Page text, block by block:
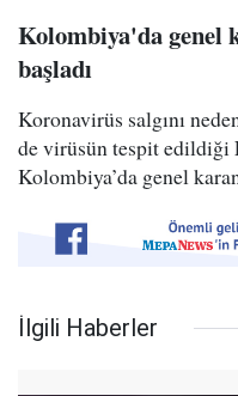
Kolombiya'da genel
başladı
Koronavirüs salgını
de virüsün tespit
Kolombiya’da genel
İlgili Haberler